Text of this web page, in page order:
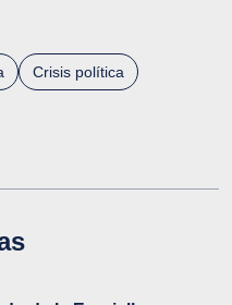
Crisis política